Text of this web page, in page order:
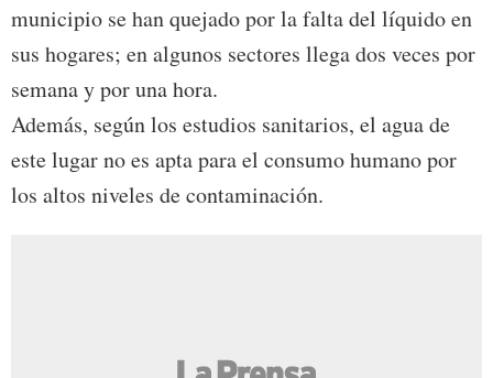
municipio se han quejado por la falta del líquido en
sus hogares; en algunos sectores llega dos veces por
semana y por una hora.
Además, según los estudios sanitarios, el agua de
este lugar no es apta para el consumo humano por
los altos niveles de contaminación.